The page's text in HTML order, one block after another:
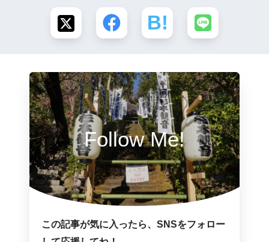
Follow Me!
この記事が気に入ったら、SNSをフォロー